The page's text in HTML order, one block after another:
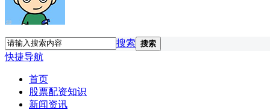
搜索 搜索
快捷导航
首页
股票配资知识
新闻资讯